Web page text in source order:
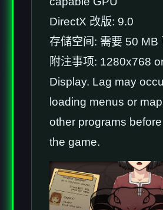
DirectX 改版: 9.0
存储空间: 需要 50 MB
附注事项: 1280x768
Display. Lag may
loading menus or
other programs
the game.